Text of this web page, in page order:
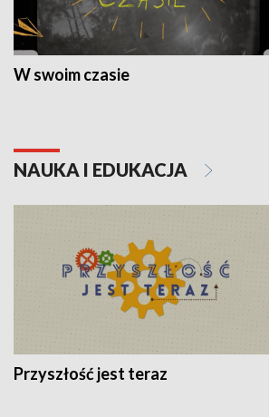
W swoim czasie
NAUKA I EDUKACJA
Przyszłość jest teraz